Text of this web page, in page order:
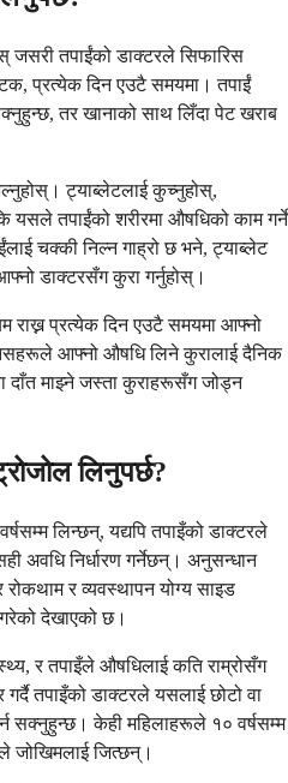
जसरी तपाईंको डाक्टरले सिफारिस
प्रत्येक दिन एउटै समयमा। तपाईं
तर खानाको साथ लिँदा पेट खराब
ट्याब्लेटलाई कुच्नुहोस्,
यसले तपाईंको शरीरमा औषधिको काम गर्ने
चक्की निल्न गाह्रो छ भने, ट्याब्लेट
डाक्टरसँग कुरा गर्नुहोस्।
राख्न प्रत्येक दिन एउटै समयमा आफ्नो
आफ्नो औषधि लिने कुरालाई दैनिक
दाँत माझ्ने जस्ता कुराहरूसँग जोड्न
लिनुपर्छ?
लिन्छन्, यद्यपि तपाइँको डाक्टरले
अवधि निर्धारण गर्नेछन्। अनुसन्धान
र व्यवस्थापन योग्य साइड
देखाएको छ।
र तपाइँले औषधिलाई कति राम्रोसँग
तपाइँको डाक्टरले यसलाई छोटो वा
सक्नुहुन्छ। केही महिलाहरूले १० वर्षसम्म
जोखिमलाई जित्छन्।